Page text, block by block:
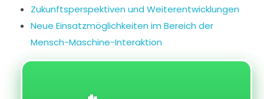
Zukunftsperspektiven und Weiterentwicklungen
Neue Einsatzmöglichkeiten im Bereich der
Mensch-Maschine-Interaktion